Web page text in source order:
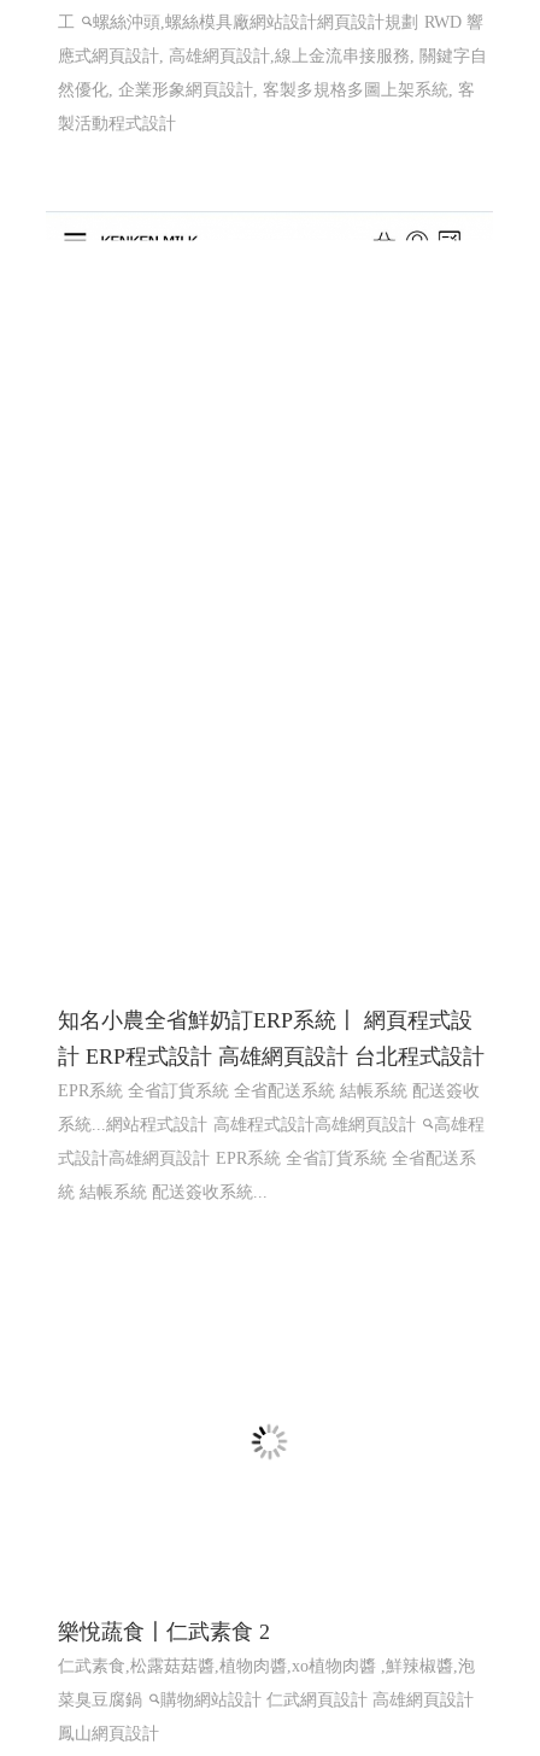
工
螺絲沖頭,螺絲模具廠網站設計網頁設計規劃 RWD 響
應式網頁設計, 高雄網頁設計,線上金流串接服務, 關鍵字自
然優化, 企業形象網頁設計, 客製多規格多圖上架系統, 客
製活動程式設計
知名小農全省鮮奶訂ERP系統〡 網頁程式設
計 ERP程式設計 高雄網頁設計 台北程式設計
EPR系統 全省訂貨系統 全省配送系統 結帳系統 配送簽收
系統...網站程式設計 高雄程式設計高雄網頁設計
高雄程
式設計高雄網頁設計 EPR系統 全省訂貨系統 全省配送系
統 結帳系統 配送簽收系統...
樂悅蔬食〡仁武素食 2
仁武素食,松露菇菇醬,植物肉醬,xo植物肉醬 ,鮮辣椒醬,泡
菜臭豆腐鍋
購物網站設計仁武網頁設計 高雄網頁設計
鳳山網頁設計